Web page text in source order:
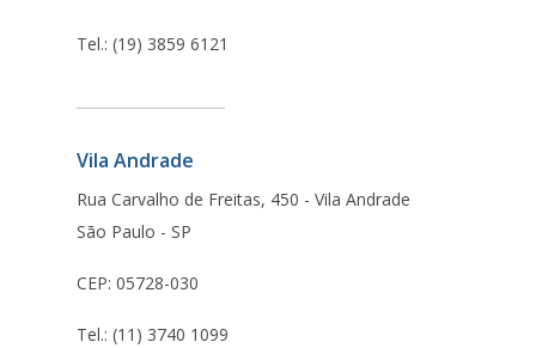
Tel.: (19) 3859 6121
Vila Andrade
Rua Carvalho de Freitas, 450 - Vila Andrade
São Paulo - SP
CEP: 05728-030
Tel.: (11) 3740 1099